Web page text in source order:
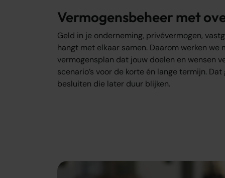
Vermogensbeheer met
Geld in je onderneming, privévermogen,
hangt met elkaar samen. Daarom werken we
vermogensplan dat jouw doelen en wensen
scenario’s voor de korte én lange termijn.
besluiten die later duur blijken.